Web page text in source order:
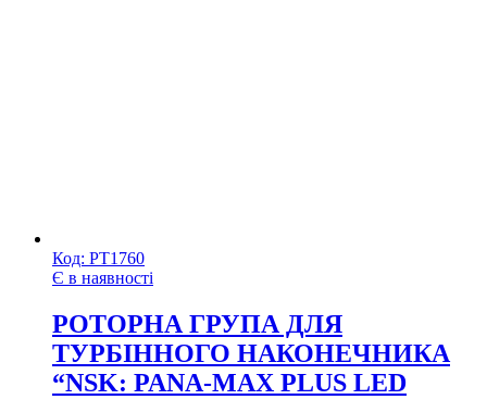
Код: РТ1760
Є в наявності
РОТОРНА ГРУПА ДЛЯ
ТУРБІННОГО НАКОНЕЧНИКА
“NSK: PANA-MAX PLUS LED